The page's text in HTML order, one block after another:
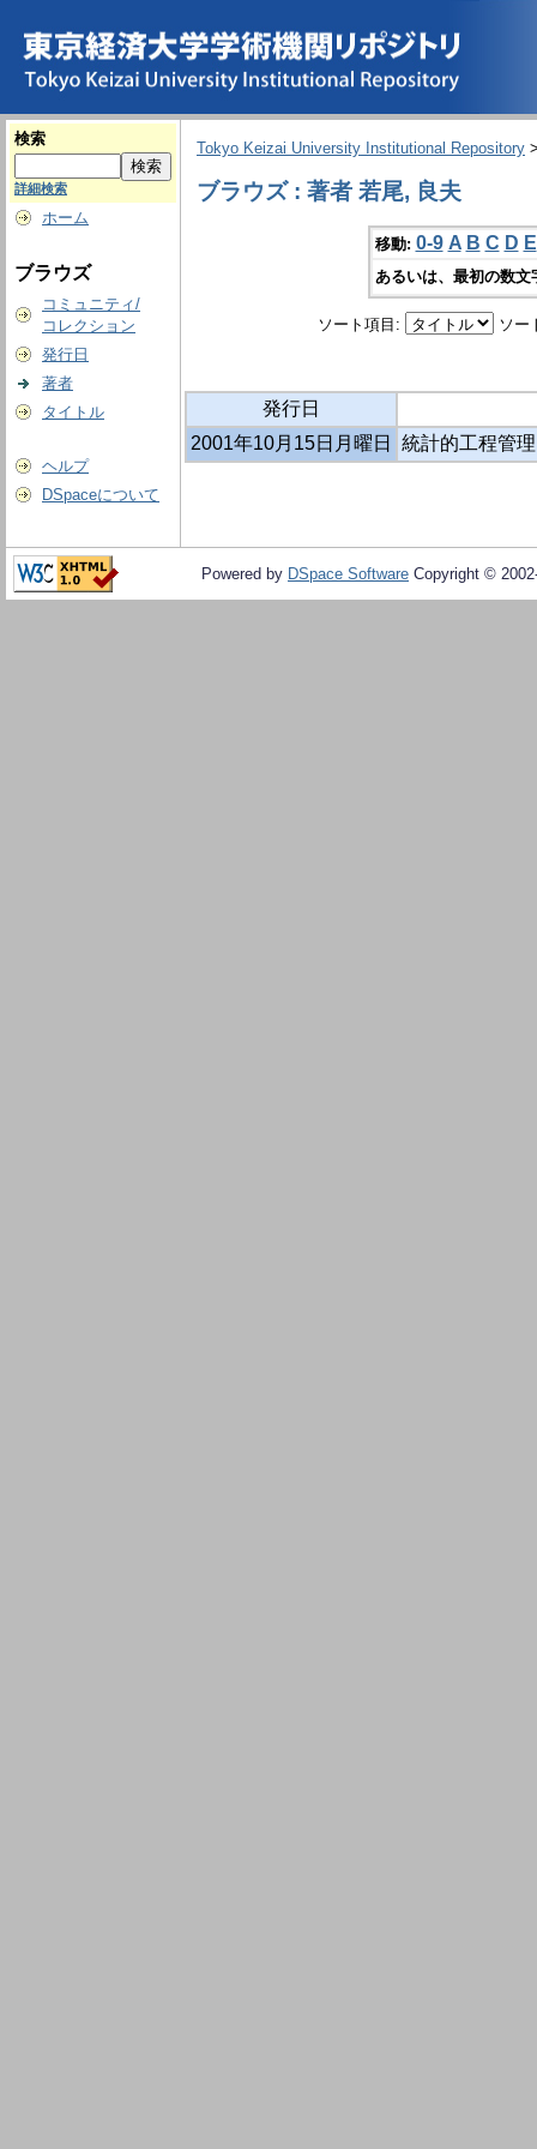
検索
詳細検索
ホーム
ブラウズ
コミュニティ/
コレクション
発行日
著者
タイトル
ヘルプ
DSpaceについて
Tokyo Keizai University Institutional Repository
ブラウズ : 著者 若尾, 良夫
移動: 0-9 A B C D E
あるいは、最初の数
ソート項目: ソー
発行日
2001年10月15日月曜日
統計的工程管
Powered by DSpace Software Copyright ©